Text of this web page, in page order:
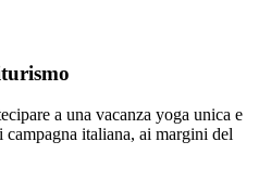
a una vacanza yoga unica e
italiana, ai margini del